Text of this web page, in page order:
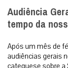
Audiência
tempo da
Após um mês de
audiências gerais
catequese sobre a